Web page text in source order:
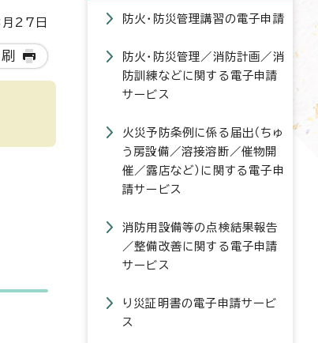
27日 防火・防災管理講習の電子申請
防火・防災管理／消防計画／消
防訓練などに関する電子申請
サービス
火災予防条例に係る届出（ちゅ
う房設備／溶接溶断／催物開
催／露店など）に関する電子申
請サービス
消防用設備等の点検結果報告
／整備改善に関する電子申請
サービス
り災証明書の電子申請サービ
ス